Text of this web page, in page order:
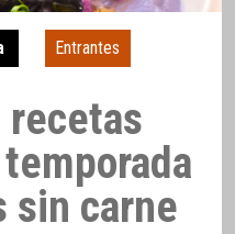
Entrantes
recetas
sin carne